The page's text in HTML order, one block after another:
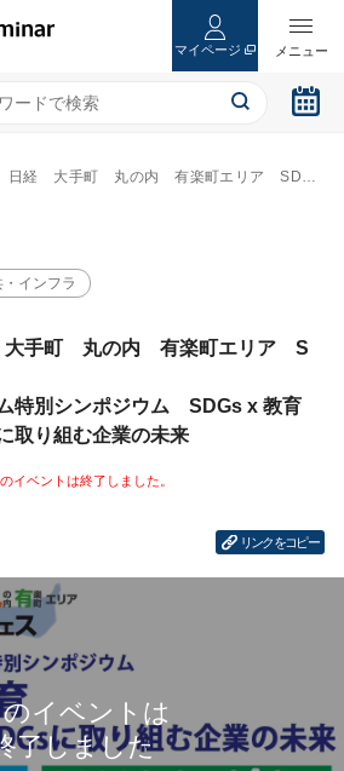
マイページ
楽町エリア SDGｓフェス 日経SDGsフォーラム特別シンポジウム SDGs x 教育 学生と考えるSDGsに取り組む企業の未来
インフラ
大手町 丸の内 有楽町エリア S
特別シンポジウム SDGs x 教育
取り組む企業の未来
リンクをコピー